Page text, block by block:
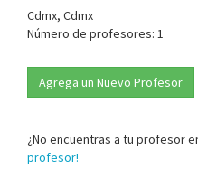
Cdmx, Cdmx
Número de profesores: 1
Agrega un Nuevo Profesor
¿No encuentras a tu profesor
profesor!